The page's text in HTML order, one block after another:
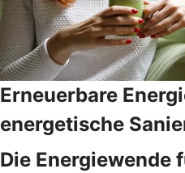
Erneuerbare
energetische
Die Energiewende